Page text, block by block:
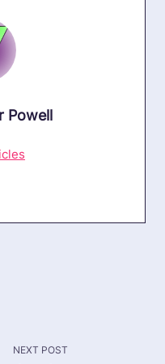
Powell
NEXT POST